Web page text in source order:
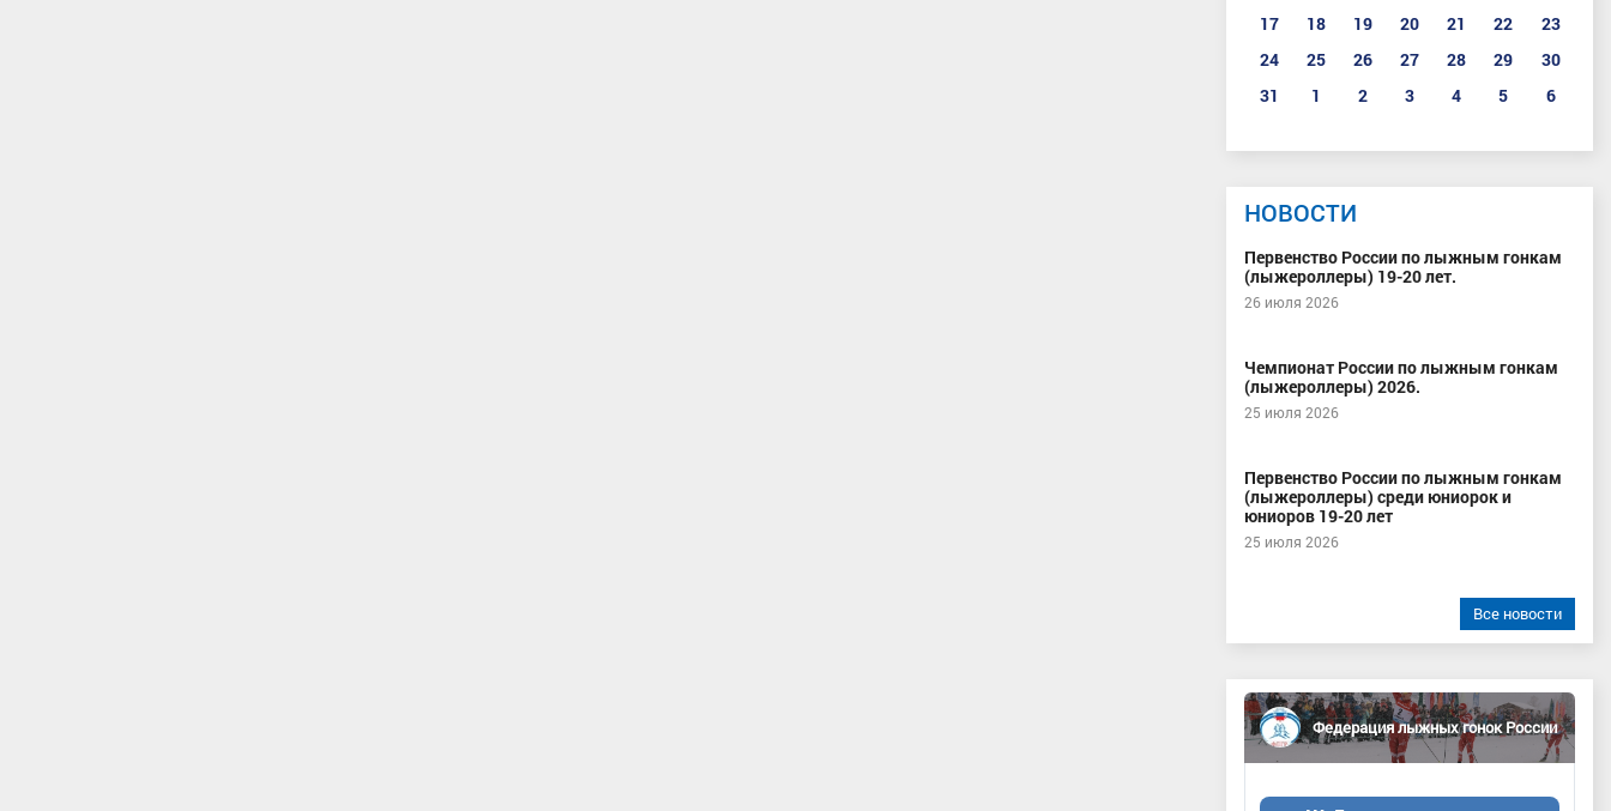
17
18 19 20 21 22
23
24
25 26 27 28 29
30
31
1 2 3 4 5 6
НОВОСТИ
Первенство России по лыжным гонкам
(лыжероллеры) 19-20 лет.
26 июля 2026
Чемпионат России по лыжным гонкам
(лыжероллеры) 2026.
25 июля 2026
Первенство России по лыжным гонкам
(лыжероллеры) среди юниорок и
юниоров 19-20 лет
25 июля 2026
Все новости
Федерация лыжных гонок России